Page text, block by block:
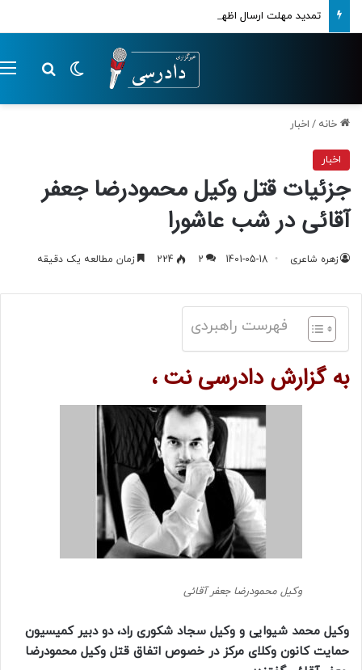
تمدید مهلت ارسال اظهارنامه‌های مالیاتی تا پایان تابستان 1405
تغییر پوسته
خانه / اخبار
اخبار
جزئیات قتل وکیل محمودرضا جعفر
آقائی در شب عاشورا
زهره شاعری 1401-05-18
2
224 زمان مطالعه یک دقیقه
فهرست راهبردی
به گزارش دادرسی نت ،
وکیل محمودرضا جعفر آقائی
وکیل محمد شیوایی و‌ وکیل سجاد شکوری راد، دو دبیر کمیسیون
حمایت کانون وکلای مرکز در خصوص اتفاق قتل وکیل محمودرضا